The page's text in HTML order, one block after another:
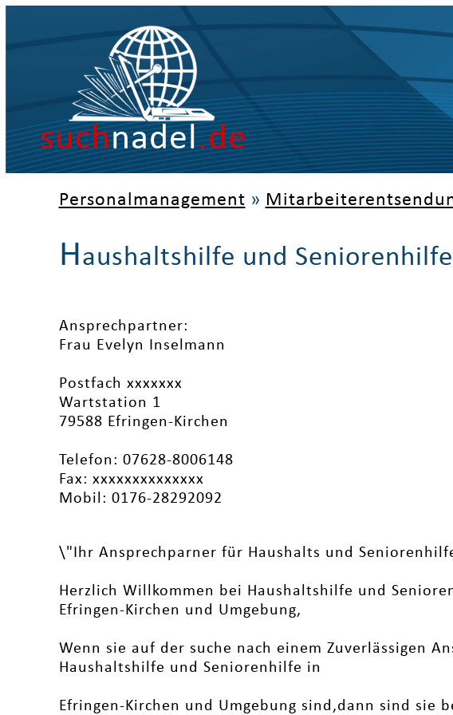
suchnadel.de
Personalmanagement »
Haushaltshilfe und
Ansprechpartner:
Frau Evelyn Inselmann
Postfach xxxxxxx
Wartstation 1
79588 Efringen-Kirchen
Telefon: 07628-8006148
Fax: xxxxxxxxxxxxxx
Mobil: 0176-28292092
\"Ihr Ansprechparner für Haushalts und
Herzlich Willkommen bei Haushaltshilfe und
Efringen-Kirchen und Umgebung,
Wenn sie auf der suche nach einem Zuverlässigen
Haushaltshilfe und Seniorenhilfe in
Efringen-Kirchen und Umgebung sind,dann sind sie